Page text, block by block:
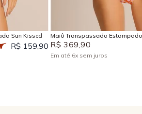
Sun Kissed
R$ 159,90
Adicionar na
Maiô Transpassado
R$ 369 ,90
Em até 6x sem juros